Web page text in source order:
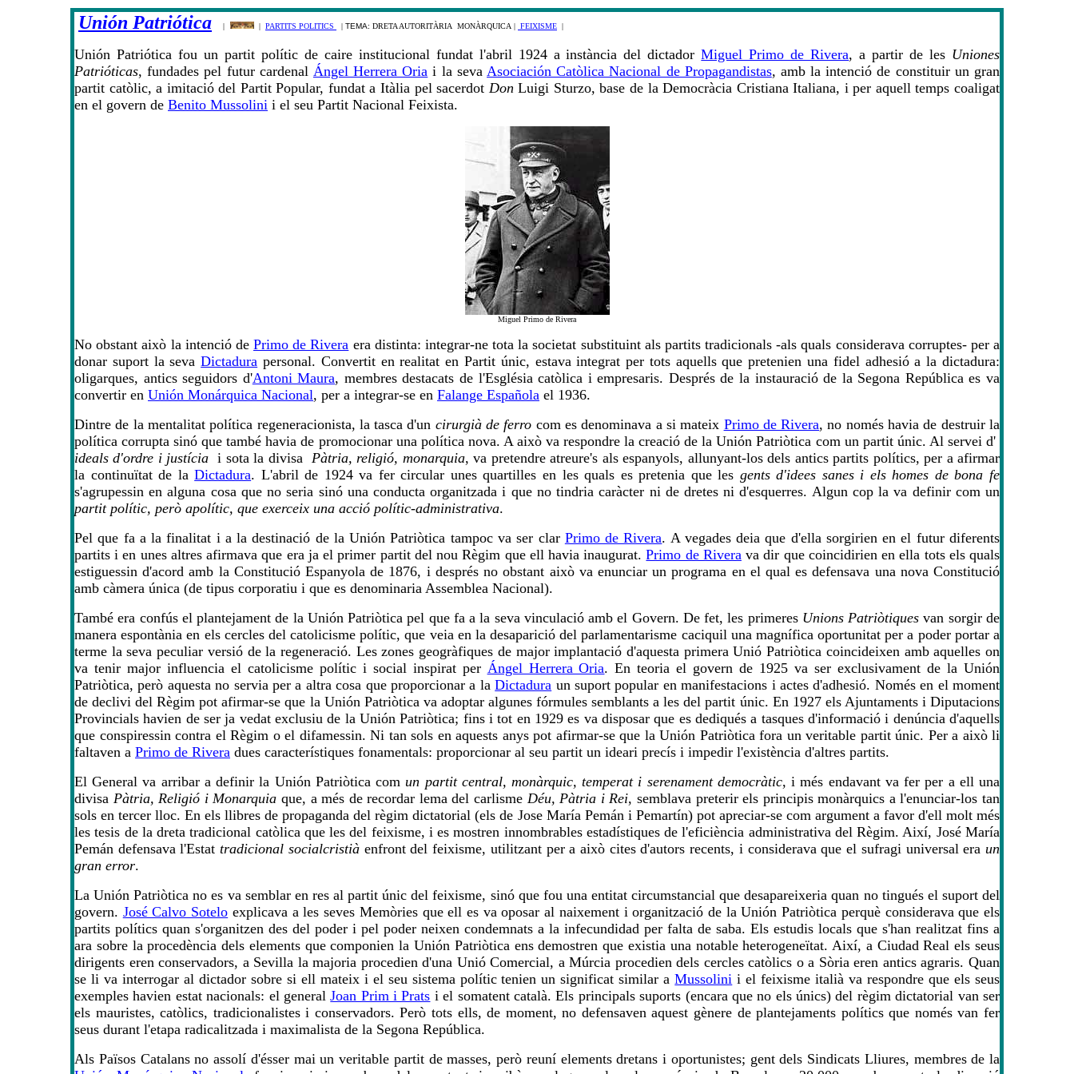
Unión Patriótica | | PARTITS POLITICS | TEMA: DRETA AUTORITÀRIA MONÀRQUICA | FEIXISME |
Unión Patriótica fou un partit polític de caire institucional fundat l'abril 1924 a instància del dictadorMiguel Primo de Rivera, a partir de les Uniones
Patrióticas, fundades pel futur cardenal Ángel Herrera Oria i la sevaAsociación Catòlica Nacional de Propagandistas, amb la intenció de constituir un gran
partit catòlic, a imitació del Partit Popular, fundat a Itàlia pel sacerdot Don Luigi Sturzo, base de la Democràcia Cristiana Italiana, i per aquell temps coaligat
en el govern de Benito Mussolini i el seu Partit Nacional Feixista.
Miguel Primo de Rivera
No obstant això la intenció de Primo de Rivera era distinta: integrar-ne tota la societat substituint als partits tradicionals -als quals considerava corruptes- per a
donar suport la sevaDictadura personal. Convertit en realitat en Partit únic, estava integrat per tots aquells que pretenien una fidel adhesió a la dictadura:
oligarques, antics seguidors d'Antoni Maura, membres destacats de l'Església catòlica i empresaris. Després de la instauració de la Segona República es va
convertir en Unión Monárquica Nacional, per a integrar-se en Falange Española el 1936.
Dintre de la mentalitat política regeneracionista, la tasca d'un cirurgià de ferro com es denominava a si mateix Primo de Rivera, no només havia de destruir la
política corrupta sinó que també havia de promocionar una política nova. A això va respondre la creació de la Unión Patriòtica com un partit únic. Al servei d'
ideals d'ordre i justícia i sota la divisa Pàtria, religió, monarquia, va pretendre atreure's als espanyols, allunyant-los dels antics partits polítics, per a afirmar
la continuïtat de laDictadura. L'abril de 1924 va fer circular unes quartilles en les quals es pretenia que les gents d'idees sanes i els homes de bona fe
s'agrupessin en alguna cosa que no seria sinó una conducta organitzada i que no tindria caràcter ni de dretes ni d'esquerres. Algun cop la va definir com un
partit polític, però apolític, que exerceix una acció polític-administrativa.
Pel que fa a la finalitat i a la destinació de la Unión Patriòtica tampoc va ser clar Primo de Rivera. A vegades deia que d'ella sorgirien en el futur diferents
partits i en unes altres afirmava que era ja el primer partit del nou Règim que ell havia inaugurat.Primo de Riverava dir que coincidirien en ella tots els quals
estiguessin d'acord amb la Constitució Espanyola de 1876, i després no obstant això va enunciar un programa en el qual es defensava una nova Constitució
amb càmera única (de tipus corporatiu i que es denominaria Assemblea Nacional).
També era confús el plantejament de la Unión Patriòtica pel que fa a la seva vinculació amb el Govern. De fet, les primeres Unions Patriòtiques van sorgir de
manera espontània en els cercles del catolicisme polític, que veia en la desaparició del parlamentarisme caciquil una magnífica oportunitat per a poder portar a
terme la seva peculiar versió de la regeneració. Les zones geogràfiques de major implantació d'aquesta primera Unió Patriòtica coincideixen amb aquelles on
va tenir major influencia el catolicisme polític i social inspirat per Ángel Herrera Oria. En teoria el govern de 1925 va ser exclusivament de la Unión
Patriòtica, però aquesta no servia per a altra cosa que proporcionar a laDictadura un suport popular en manifestacions i actes d'adhesió. Només en el moment
de declivi del Règim pot afirmar-se que la Unión Patriòtica va adoptar algunes fórmules semblants a les del partit únic. En 1927 els Ajuntaments i Diputacions
Provincials havien de ser ja vedat exclusiu de la Unión Patriòtica; fins i tot en 1929 es va disposar que es dediqués a tasques d'informació i denúncia d'aquells
que conspiressin contra el Règim o el difamessin. Ni tan sols en aquests anys pot afirmar-se que la Unión Patriòtica fora un veritable partit únic. Per a això li
faltaven a Primo de Rivera dues característiques fonamentals: proporcionar al seu partit un ideari precís i impedir l'existència d'altres partits.
El General va arribar a definir la Unión Patriòtica com un partit central, monàrquic, temperat i serenament democràtic, i més endavant va fer per a ell una
divisa Pàtria, Religió i Monarquia que, a més de recordar lema del carlisme Déu, Pàtria i Rei, semblava preterir els principis monàrquics a l'enunciar-los tan
sols en tercer lloc. En els llibres de propaganda del règim dictatorial (els de Jose María Pemán i Pemartín) pot apreciar-se com argument a favor d'ell molt més
les tesis de la dreta tradicional catòlica que les del feixisme, i es mostren innombrables estadístiques de l'eficiència administrativa del Règim. Així, José María
Pemán defensava l'Estattradicional socialcristiàenfront del feixisme, utilitzant per a això cites d'autors recents, i considerava que el sufragi universal era un
gran error.
La Unión Patriòtica no es va semblar en res al partit únic del feixisme, sinó que fou una entitat circumstancial que desapareixeria quan no tingués el suport del
govern. José Calvo Sotelo explicava a les seves Memòries que ell es va oposar al naixement i organització de la Unión Patriòtica perquè considerava que els
partits polítics quan s'organitzen des del poder i pel poder neixen condemnats a la infecundidad per falta de saba. Els estudis locals que s'han realitzat fins a
ara sobre la procedència dels elements que componien la Unión Patriòtica ens demostren que existia una notable heterogeneïtat. Així, a Ciudad Real els seus
dirigents eren conservadors, a Sevilla la majoria procedien d'una Unió Comercial, a Múrcia procedien dels cercles catòlics o a Sòria eren antics agraris. Quan
se li va interrogar al dictador sobre si ell mateix i el seu sistema polític tenien un significat similar aMussolini i el feixisme italià va respondre que els seus
exemples havien estat nacionals: el generalJoan Prim i Prats i el somatent català. Els principals suports (encara que no els únics) del règim dictatorial van ser
els mauristes, catòlics, tradicionalistes i conservadors. Però tots ells, de moment, no defensaven aquest gènere de plantejaments polítics que només van fer
seus durant l'etapa radicalitzada i maximalista de la Segona República.
Als Països Catalans no assolí d'ésser mai un veritable partit de masses, però reuní elements dretans i oportunistes; gent dels Sindicats Lliures, membres de la